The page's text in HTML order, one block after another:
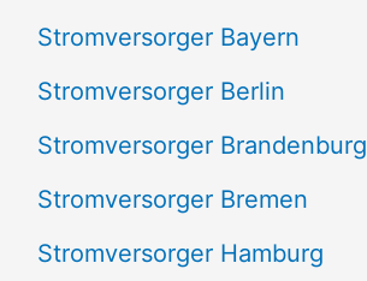
h
:
Stromversorger Bayern
Stromversorger Berlin
Stromversorger Brandenburg
Stromversorger Bremen
Stromversorger Hamburg